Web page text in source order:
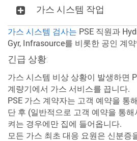
가스 시스템 작업
가스 시스템 검사는 PSE 직원과
Gyr, Infrasource를 비롯한 공인 계
긴급 상황:
가스 시스템 비상 상황이 발생하면
계량기에서 가스 서비스를 끕니다.
PSE 가스 계약자는 고객 예약을 통
단 후 (일반적으로 고객 예약을 통
켜는 경우에만 집에 들어옵니다.
모든 가스 최초 대응 요원은 신분증